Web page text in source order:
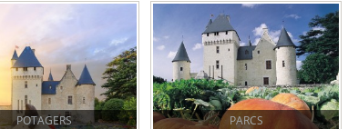
POTAGERS PARCS